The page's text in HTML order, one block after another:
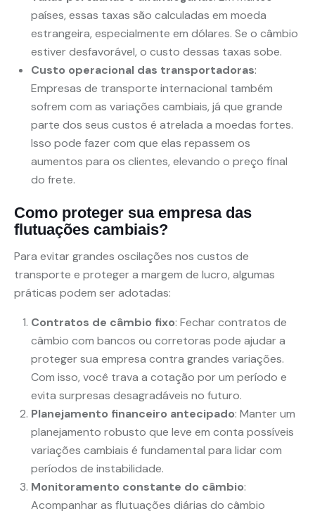
países, essas taxas são calculadas em moeda
estrangeira, especialmente em dólares. Se o câmbio
estiver desfavorável, o custo dessas taxas sobe.
Custo operacional das transportadoras:
Empresas de transporte internacional também
sofrem com as variações cambiais, já que grande
parte dos seus custos é atrelada a moedas fortes.
Isso pode fazer com que elas repassem os
aumentos para os clientes, elevando o preço final
do frete.
Como proteger sua empresa das
flutuações cambiais?
Para evitar grandes oscilações nos custos de
transporte e proteger a margem de lucro, algumas
práticas podem ser adotadas:
Contratos de câmbio fixo: Fechar contratos de
câmbio com bancos ou corretoras pode ajudar a
proteger sua empresa contra grandes variações.
Com isso, você trava a cotação por um período e
evita surpresas desagradáveis no futuro.
Planejamento financeiro antecipado: Manter um
planejamento robusto que leve em conta possíveis
variações cambiais é fundamental para lidar com
períodos de instabilidade.
Monitoramento constante do câmbio:
Acompanhar as flutuações diárias do câmbio